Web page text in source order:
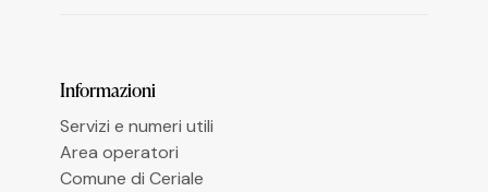
Informazioni
Servizi e numeri utili
Area operatori
Comune di Ceriale